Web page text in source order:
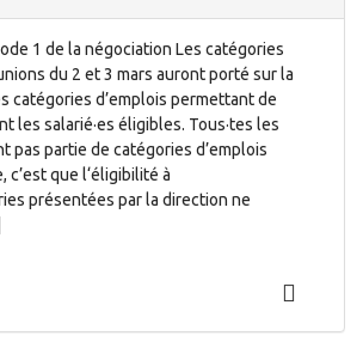
1 de la négociation Les catégories
du 2 et 3 mars auront porté sur la
catégories d’emplois permettant de
les salarié·es éligibles. Tous·tes les
pas partie de catégories d’emplois
c’est que l‘éligibilité à
présentées par la direction ne